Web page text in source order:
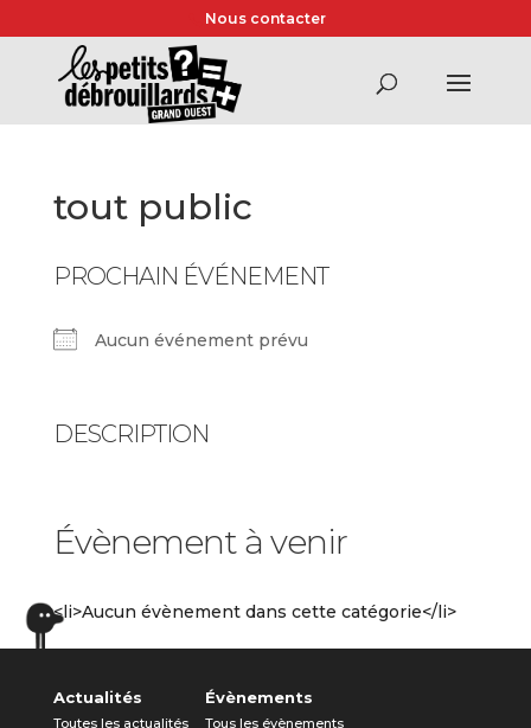
Nous contacter
tout public
PROCHAIN ÉVÉNEMENT
Aucun événement prévu
DESCRIPTION
Évènement à venir
<li>Aucun évènement dans cette catégorie</li>
Actualités
Toutes les actualités
Évènements
Tous les évènements